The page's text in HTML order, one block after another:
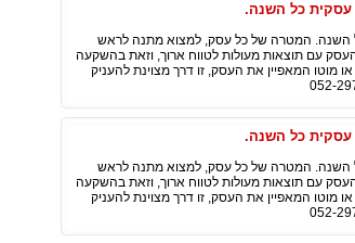
עסקית כל השנה.
השנה. המטרה של כל עסק, למצוא מתנה לראש
עם תוצאות מעולות לטווח ארוך, וזאת בהשקעה
המאפיין את העסק, זו דרך מצוינת להעניק
עסקית כל השנה.
השנה. המטרה של כל עסק, למצוא מתנה לראש
עם תוצאות מעולות לטווח ארוך, וזאת בהשקעה
המאפיין את העסק, זו דרך מצוינת להעניק